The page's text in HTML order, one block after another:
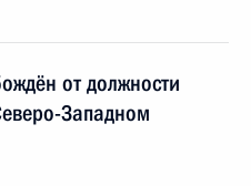
от должности
Западном